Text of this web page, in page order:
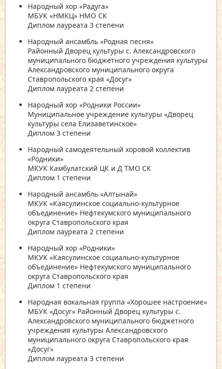
Народный хор «Радуга»
МБУК «НМКЦ» НМО СК
Диплом лауреата 3 степени
Народный ансамбль «Родная песня»
Районный Дворец культуры с. Александровского
муниципального бюджетного учреждения культуры
Александровского муниципального округа
Ставропольского края «Досуг»
Диплом лауреата 2 степени
Народный хор «Родники России»
Муниципальное учреждение культуры «Дворец
культуры села Елизаветинское»
Диплом 3 степени
Народный самодеятельный хоровой коллектив
«Родники»
МКУК Камбулатский ЦК и Д ТМО СК
Диплом 1 степени
Народный ансамбль «Алтынай»
МКУК «Каясулинское социально-культурное
объединение» Нефтекумского муниципального
округа Ставропольского края
Диплом лауреата 2 степени
Народный хор «Родники»
МКУК «Каясулинское социально-культурное
объединение» Нефтекумского муниципального
округа Ставропольского края
Диплом 1 степени
Народная вокальная группа «Хорошее настроение»
МБУК «Досуг» Районный Дворец культуры с.
Александровского муниципального бюджетного
учреждения культуры Александровского
муниципального округа Ставропольского края
«Досуг»
Диплом лауреата 3 степени